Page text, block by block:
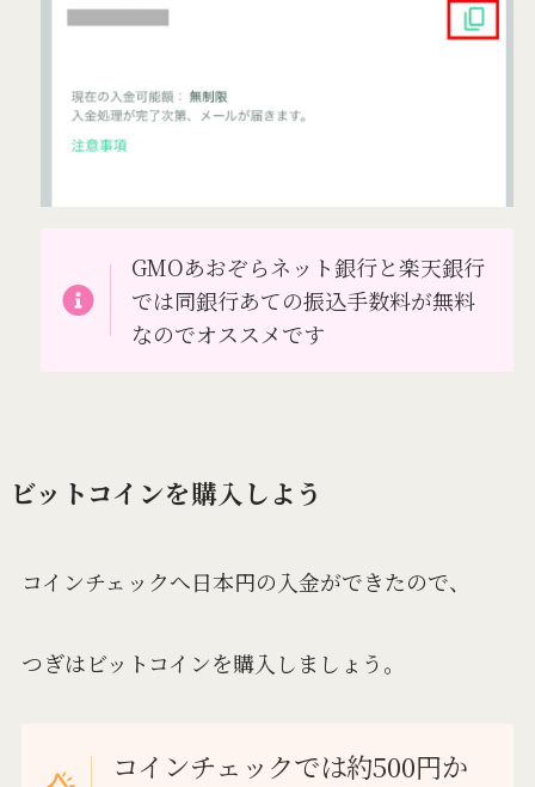
GMOあおぞらネット銀行と楽天銀行
では同銀行あての振込手数料が無料
なのでオススメです
ビットコインを購入しよう
コインチェックへ日本円の入金ができたので、
つぎはビットコインを購入しましょう。
コインチェックでは約500円か